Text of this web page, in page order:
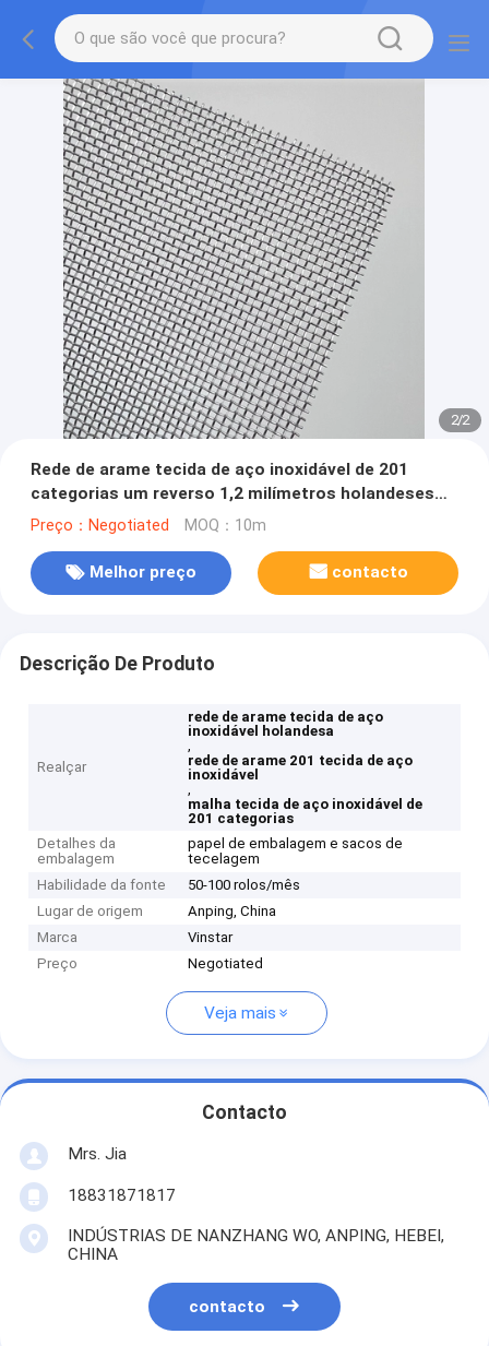
2/2
Rede de arame tecida de aço inoxidável de 201
categorias um reverso 1,2 milímetros holandeses
Appeture de 0,4 milímetros
Preço：Negotiated MOQ：10m
Melhor preço contacto
Descrição De Produto
Realçar
rede de arame tecida de aço
inoxidável holandesa
,
rede de arame 201 tecida de aço
inoxidável
,
malha tecida de aço inoxidável de
201 categorias
Detalhes da
embalagem
papel de embalagem e sacos de
tecelagem
Habilidade da fonte
50-100 rolos/mês
Lugar de origem
Anping, China
Marca
Vinstar
Preço
Negotiated
Veja mais
Contacto
Mrs. Jia
18831871817
INDÚSTRIAS DE NANZHANG WO, ANPING, HEBEI,
CHINA
contacto